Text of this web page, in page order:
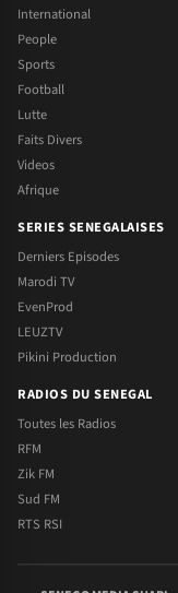
International
People
Sports
Football
Lutte
Faits Divers
Videos
Afrique
SERIES SENEGALAISES
Derniers Episodes
Marodi TV
EvenProd
LEUZTV
Pikini Production
RADIOS DU SENEGAL
Toutes les Radios
RFM
Zik FM
Sud FM
RTS RSI